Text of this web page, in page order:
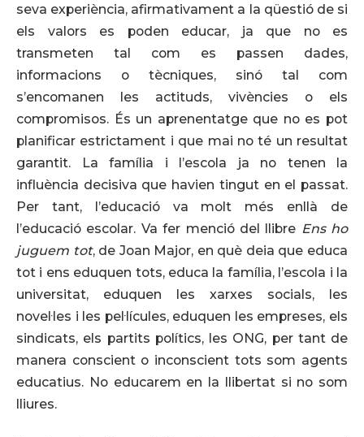
seva experiència, afirmativament a la qüestió de si
els valors es poden educar, ja que no es
transmeten tal com es passen dades,
informacions o tècniques, sinó tal com
s’encomanen les actituds, vivències o els
compromisos. És un aprenentatge que no es pot
planificar estrictament i que mai no té un resultat
garantit. La família i l’escola ja no tenen la
influència decisiva que havien tingut en el passat.
Per tant, l’educació va molt més enllà de
l’educació escolar. Va fer menció del llibre Ens ho
juguem tot, de Joan Major, en què deia que educa
tot i ens eduquen tots, educa la família, l’escola i la
universitat, eduquen les xarxes socials, les
novel·les i les pel·lícules, eduquen les empreses, els
sindicats, els partits polítics, les ONG, per tant de
manera conscient o inconscient tots som agents
educatius. No educarem en la llibertat si no som
lliures.